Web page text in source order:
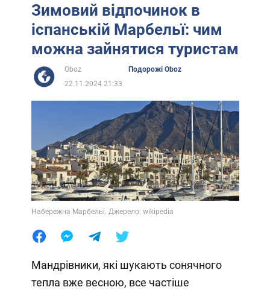
Зимовий відпочинок в
іспанській Марбельї: чим
можна зайнятися туристам
Oboz
Подорожі Oboz
22.11.2024 21:33
Набережна Марбельї. Джерело: wikipedia
Мандрівники, які шукають сонячного
тепла вже весною, все частіше